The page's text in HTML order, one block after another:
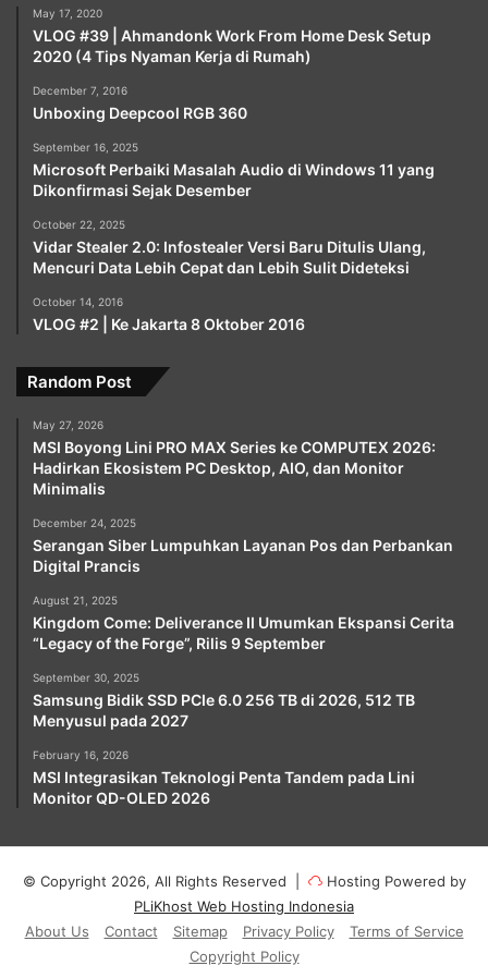
May 17, 2020
VLOG #39 | Ahmandonk Work From Home Desk Setup
2020 (4 Tips Nyaman Kerja di Rumah)
December 7, 2016
Unboxing Deepcool RGB 360
September 16, 2025
Microsoft Perbaiki Masalah Audio di Windows 11 yang
Dikonfirmasi Sejak Desember
October 22, 2025
Vidar Stealer 2.0: Infostealer Versi Baru Ditulis Ulang,
Mencuri Data Lebih Cepat dan Lebih Sulit Dideteksi
October 14, 2016
VLOG #2 | Ke Jakarta 8 Oktober 2016
Random Post
May 27, 2026
MSI Boyong Lini PRO MAX Series ke COMPUTEX 2026:
Hadirkan Ekosistem PC Desktop, AIO, dan Monitor
Minimalis
December 24, 2025
Serangan Siber Lumpuhkan Layanan Pos dan Perbankan
Digital Prancis
August 21, 2025
Kingdom Come: Deliverance II Umumkan Ekspansi Cerita
“Legacy of the Forge”, Rilis 9 September
September 30, 2025
Samsung Bidik SSD PCIe 6.0 256 TB di 2026, 512 TB
Menyusul pada 2027
February 16, 2026
MSI Integrasikan Teknologi Penta Tandem pada Lini
Monitor QD-OLED 2026
© Copyright 2026, All Rights Reserved |
Hosting Powered by
PLiKhost Web Hosting Indonesia
About Us
Contact Sitemap Privacy Policy
Terms of Service
Copyright Policy